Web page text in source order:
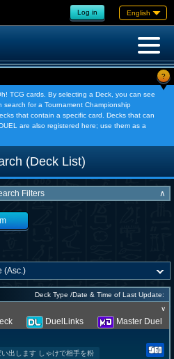
Log in English
?
TCG cards. By selecting a Deck, you can see
for a Tournament Championship
that contain a specific card. Decks that can
are also registered here; use them as a
(Deck List)
Filters ∧
Deck Type /Date & Time of Last Update:
∨
DuelLinks
Master Duel
出します しゃけで相手を粉